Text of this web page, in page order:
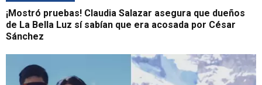
¡Mostró pruebas! Claudia Salazar asegura que dueños
de La Bella Luz sí sabían que era acosada por César
Sánchez